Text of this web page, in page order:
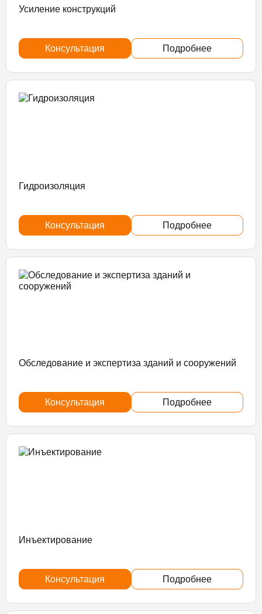
Усиление конструкций
Консультация Подробнее
Гидроизоляция
Консультация Подробнее
Обследование и экспертиза зданий и сооружений
Консультация Подробнее
Инъектирование
Консультация Подробнее